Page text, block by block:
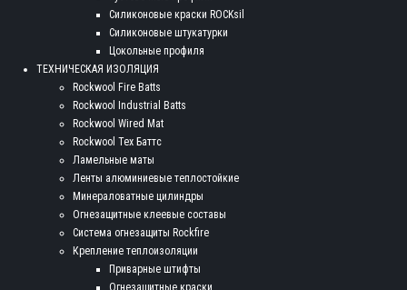
Силиконовые краски ROCKsil
Силиконовые штукатурки
Цокольные профиля
ТЕХНИЧЕСКАЯ ИЗОЛЯЦИЯ
Rockwool Fire Batts
Rockwool Industrial Batts
Rockwool Wired Mat
Rockwool Тех Баттс
Ламельные маты
Ленты алюминиевые теплостойкие
Минераловатные цилиндры
Огнезащитные клеевые составы
Система огнезащиты Rockfire
Крепление теплоизоляции
Приварные штифты